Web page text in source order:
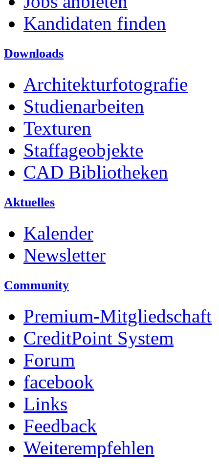
Kandidaten finden
Downloads
Architekturfotografie
Studienarbeiten
Texturen
Staffageobjekte
CAD Bibliotheken
Aktuelles
Kalender
Newsletter
Community
Premium-Mitgliedschaft
CreditPoint System
Forum
facebook
Links
Feedback
Weiterempfehlen